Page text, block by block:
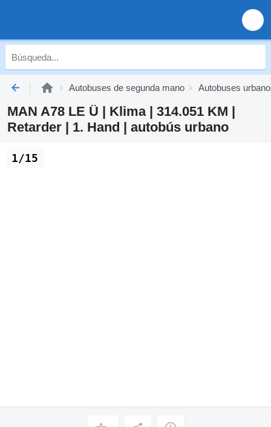
Autobuses de segunda mano Autobuses
MAN A78 LE Ü | Klima | 314.051 KM |
Retarder | 1. Hand | autobús urbano
1/15